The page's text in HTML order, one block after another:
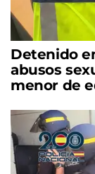
Detenido
abusos
menor de